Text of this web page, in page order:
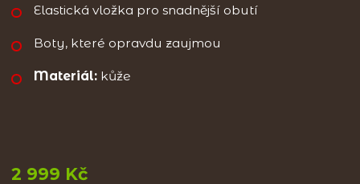
Elastická vložka pro snadnější obutí
Boty, které opravdu zaujmou
Materiál: kůže
2 999 Kč